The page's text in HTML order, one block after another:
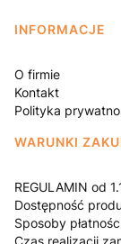
Linki w
INFORMACJE
O firmie
Kontakt
Polityka
WARUNKI
REGULAMIN od
Dostępność
Sposoby
Czas realizacji